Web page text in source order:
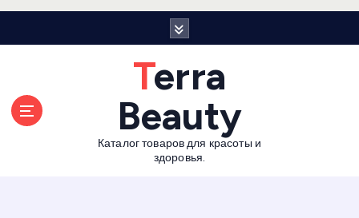
Terra
Beauty
Каталог товаров для красоты и
здоровья.